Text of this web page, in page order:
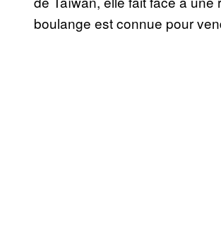
boulange est connue pour